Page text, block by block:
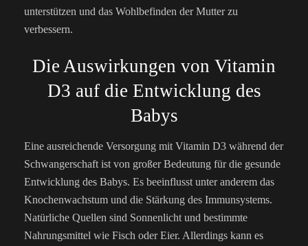
unterstützen und das Wohlbefinden der Mutter zu
verbessern.
Die Auswirkungen von Vitamin
D3 auf die Entwicklung des
Babys
Eine ausreichende Versorgung mit Vitamin D3 während der
Schwangerschaft ist von großer Bedeutung für die gesunde
Entwicklung des Babys. Es beeinflusst unter anderem das
Knochenwachstum und die Stärkung des Immunsystems.
Natürliche Quellen sind Sonnenlicht und bestimmte
Nahrungsmittel wie Fisch oder Eier. Allerdings kann es